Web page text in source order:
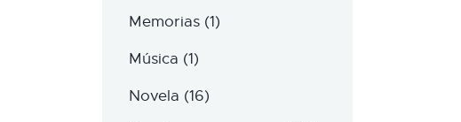
Memorias (1)
Música (1)
Novela (16)